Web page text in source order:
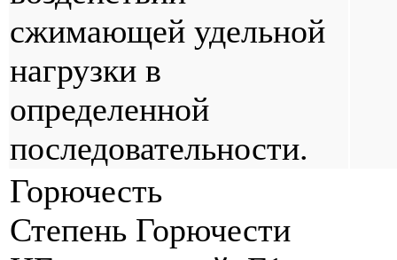
сжимающей удельной
нагрузки в
определенной
последовательности.
Горючесть
Степень Горючести